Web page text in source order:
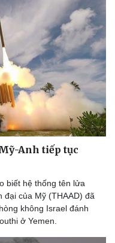
Việt
Anh tiếp tục
biết hệ thống tên lửa
đại của Mỹ (THAAD) đã
không Israel đánh
ở Yemen.